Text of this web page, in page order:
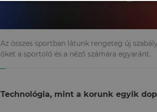
Az összes sportban látunk rengeteg új
őket a sportoló és a néző számára egyaránt.
Technológia, mint a korunk egyik